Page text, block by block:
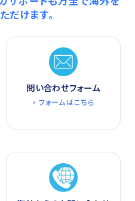
だけます。
問い合わせフォーム
フォームはこちら